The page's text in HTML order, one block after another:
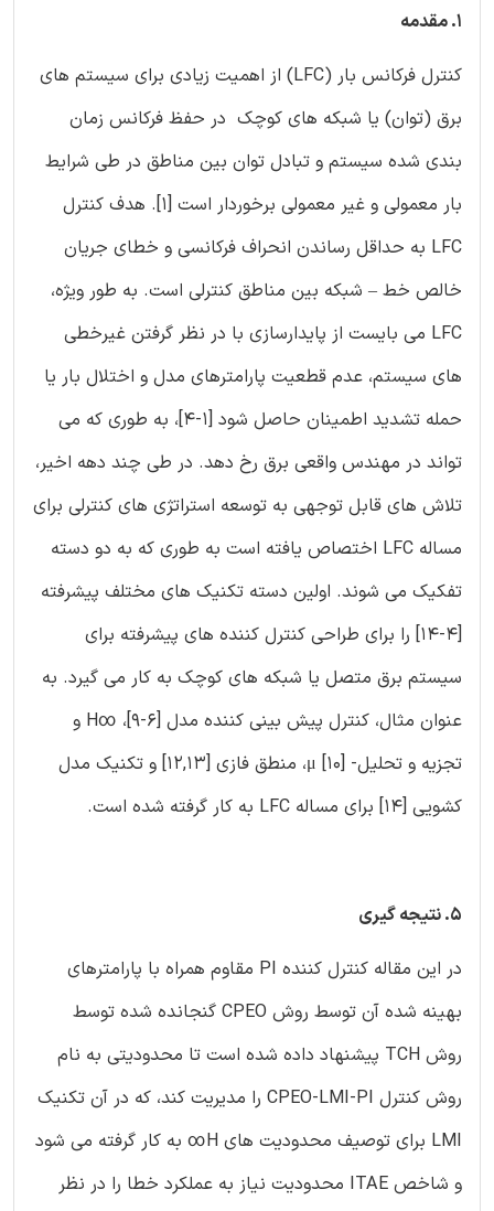
1. مقدمه
کنترل فرکانس بار (LFC) از اهمیت زیادی برای سیستم های
برق (توان) یا شبکه های کوچک در حفظ فرکانس زمان
بندی شده سیستم و تبادل توان بین مناطق در طی شرایط
بار معمولی و غیر معمولی برخوردار است [1]. هدف کنترل
LFC به حداقل رساندن انحراف فرکانسی و خطای جریان
خالص خط – شبکه بین مناطق کنترلی است. به طور ویژه،
LFC می بایست از پایدارسازی با در نظر گرفتن غیرخطی
های سیستم، عدم قطعیت پارامترهای مدل و اختلال بار یا
حمله تشدید اطمینان حاصل شود [1-4]، به طوری که می
تواند در مهندس واقعی برق رخ دهد. در طی چند دهه اخیر،
تلاش های قابل توجهی به توسعه استراتژی های کنترلی برای
مساله LFC اختصاص یافته است به طوری که به دو دسته
تفکیک می شوند. اولین دسته تکنیک های مختلف پیشرفته
[4-14] را برای طراحی کنترل کننده های پیشرفته برای
سیستم برق متصل یا شبکه های کوچک به کار می گیرد. به
عنوان مثال، کنترل پیش بینی کننده مدل [6-9]، ∞H و
تجزیه و تحلیل- μ [10]، منطق فازی [12,13] و تکنیک مدل
کشویی [14] برای مساله LFC به کار گرفته شده است.
5. نتیجه گیری
در این مقاله کنترل کننده PI مقاوم همراه با پارامترهای
بهینه شده آن توسط روش CPEO گنجانده شده توسط
روش TCH پیشنهاد داده شده است تا محدودیتی به نام
روش کنترل CPEO-LMI-PI را مدیریت کند، که در آن تکنیک
LMI برای توصیف محدودیت های H∞ به کار گرفته می شود
و شاخص ITAE محدودیت نیاز به عملکرد خطا را در نظر